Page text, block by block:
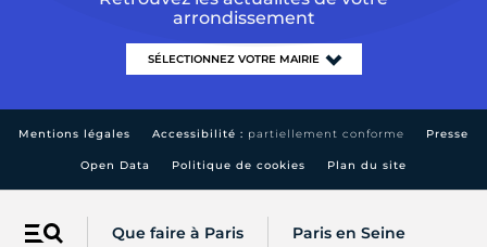
Menu Que faire à Paris Paris en Seine
arrondissement
Mentions légales Accessibilité : partiellement conforme Presse
Open Data Politique de cookies Plan du site